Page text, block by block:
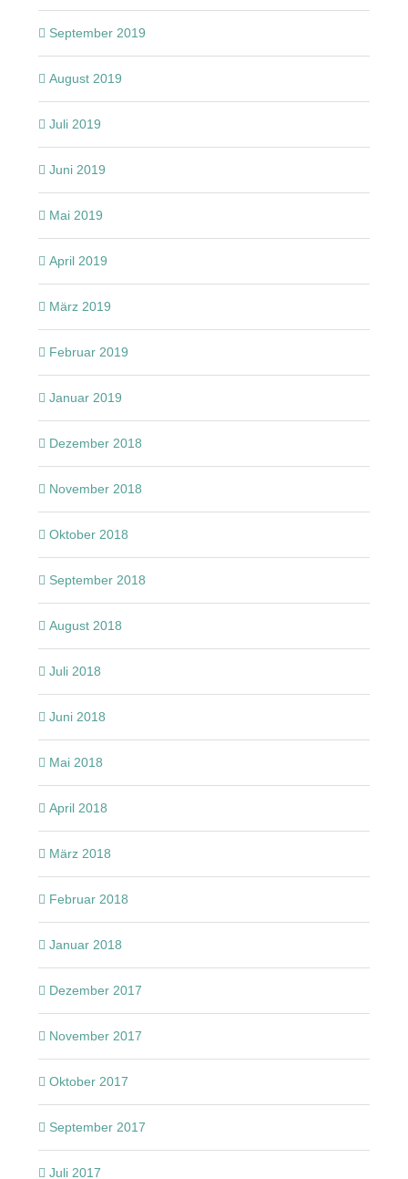
September 2019
August 2019
Juli 2019
Juni 2019
Mai 2019
April 2019
März 2019
Februar 2019
Januar 2019
Dezember 2018
November 2018
Oktober 2018
September 2018
August 2018
Juli 2018
Juni 2018
Mai 2018
April 2018
März 2018
Februar 2018
Januar 2018
Dezember 2017
November 2017
Oktober 2017
September 2017
Juli 2017